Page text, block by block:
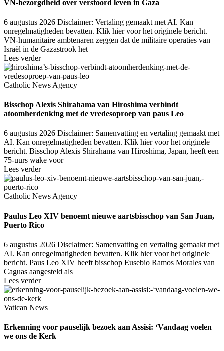
VN-bezorgdheid over verstoord leven in Gaza
6 augustus 2026 Disclaimer: Vertaling gemaakt met AI. Kan
onregelmatigheden bevatten. Klik hier voor het originele bericht.
VN-humanitaire ambtenaren zeggen dat de militaire operaties van
Israël in de Gazastrook het
Lees verder
Catholic News Agency
Bisschop Alexis Shirahama van Hiroshima verbindt
atoomherdenking met de vredesoproep van paus Leo
6 augustus 2026 Disclaimer: Samenvatting en vertaling gemaakt met
AI. Kan onregelmatigheden bevatten. Klik hier voor het originele
bericht. Bisschop Alexis Shirahama van Hiroshima, Japan, heeft een
75-uurs wake voor
Lees verder
Catholic News Agency
Paulus Leo XIV benoemt nieuwe aartsbisschop van San Juan,
Puerto Rico
6 augustus 2026 Disclaimer: Samenvatting en vertaling gemaakt met
AI. Kan onregelmatigheden bevatten. Klik hier voor het originele
bericht. Paus Leo XIV heeft bisschop Eusebio Ramos Morales van
Caguas aangesteld als
Lees verder
Vatican News
Erkenning voor pauselijk bezoek aan Assisi: ‘Vandaag voelen
we ons de Kerk